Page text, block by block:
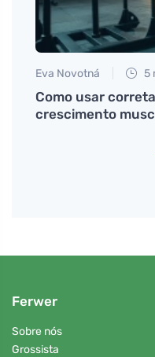
Eva Novotná 5
Como usar
crescimento
Ferwer
Sobre nós
Grossista